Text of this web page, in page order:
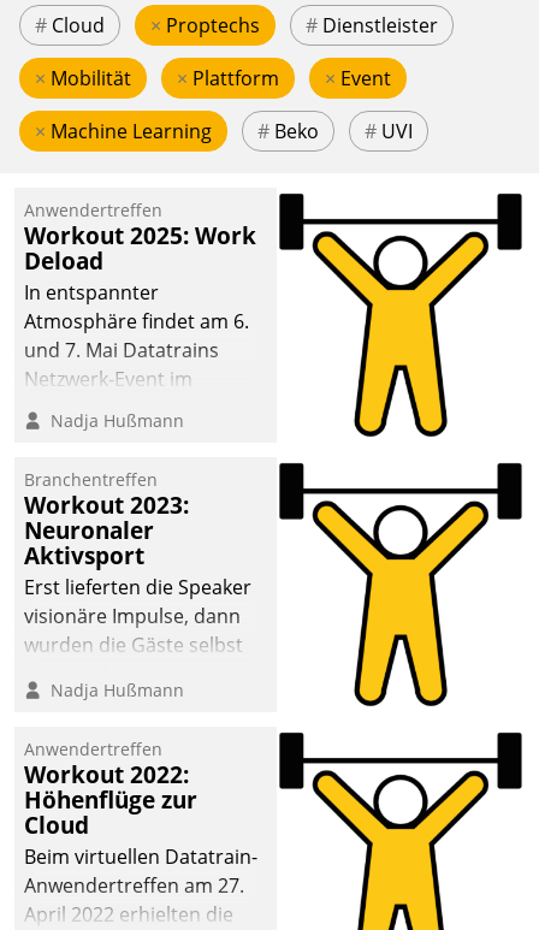
# Cloud × Proptechs # Dienstleister
× Mobilität × Plattform × Event
× Machine Learning # Beko # UVI
Anwendertreffen
Workout 2025: Work
Deload
In entspannter
Atmosphäre findet am 6.
und 7. Mai Datatrains
Netzwerk-Event im
Kunden- und Partnerkreis
statt. Zentrale Frage: Wie
Mammutprojekte
meistern und Workloads
wuppen – bei zunehmend
anspruchsvollen
Aufgaben und
abnehmendem
Nadja Hußmann
Branchentreffen
Workout 2023:
Neuronaler
Aktivsport
Erst lieferten die Speaker
visionäre Impulse, dann
wurden die Gäste selbst
methodisch
Quartier. Dazwischen
zeigte Datatrain, was es
Neues zu bieten hat.
Nadja Hußmann
Anwendertreffen
Workout 2022:
Höhenflüge zur
Cloud
Beim virtuellen Datatrain-
Anwendertreffen am 27.
April 2022 erhielten die